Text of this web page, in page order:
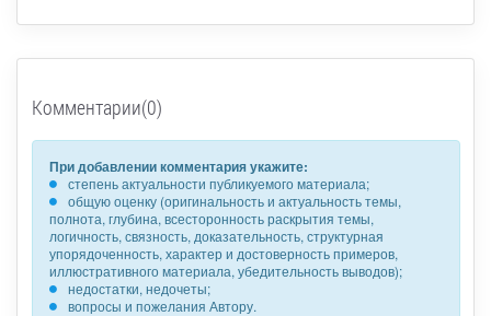
Комментарии(0)
При добавлении комментария укажите:
степень актуальности публикуемого материала;
общую оценку (оригинальность и актуальность темы,
полнота, глубина, всесторонность раскрытия темы,
логичность, связность, доказательность, структурная
упорядоченность, характер и достоверность примеров,
иллюстративного материала, убедительность выводов);
недостатки, недочеты;
вопросы и пожелания Автору.